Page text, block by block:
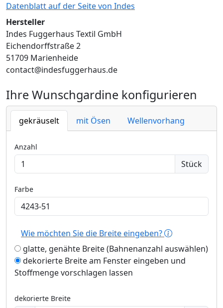
Datenblatt auf der Seite von Indes
Hersteller
Indes Fuggerhaus Textil GmbH
Eichendorffstraße 2
51709 Marienheide
contact@indesfuggerhaus.de
Ihre Wunschgardine konfigurieren
gekräuselt mit Ösen Wellenvorhang
Anzahl
Stück
Farbe
Wie möchten Sie die Breite eingeben?
glatte, genähte Breite (Bahnenanzahl auswählen)
dekorierte Breite am Fenster eingeben und
Stoffmenge vorschlagen lassen
dekorierte Breite